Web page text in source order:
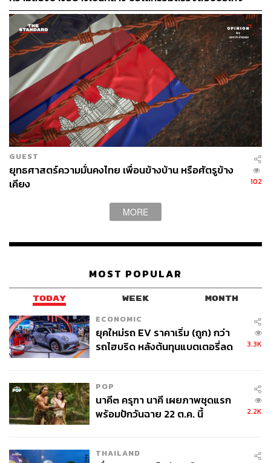
จริง
GUEST
ยุทธศาสตร์ความมั่นคงไทย เพื่อนข้างบ้าน หรือศัตรูข้าง
เคียง
102
MORE
MOST POPULAR
TODAY WEEK MONTH
ECONOMIC
ยุคใหม่รถ EV ราคาเริ่ม (ถูก) กว่า
รถไฮบริด หลังต้นทุนแบตเตอรี่ลด
3.3K
POP
นาคี๓ ครุฑา นาคี เผยภาพชุดแรก
พร้อมปักวันฉาย 22 ต.ค. นี้
2.2K
THAILAND